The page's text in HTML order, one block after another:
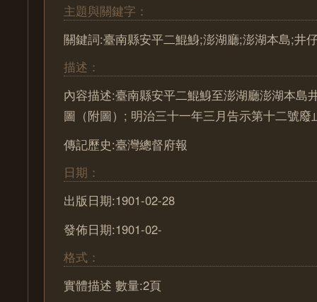
主題與關鍵字：
關鍵詞:臺南縣安平二鯤鯓;澎湖廳;澎湖本島;井
描述：
內容描述:臺南縣安平二鯤鯓至澎湖廳澎湖本島
圖（附圖）; 明治三十一年三月告示第十二號廢
傳記歷史:臺灣總督府報
日期：
出版日期:1901-02-28
發佈日期:1901-02-
格式：
實體描述 數量:2頁